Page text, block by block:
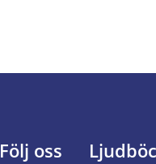
Följ oss